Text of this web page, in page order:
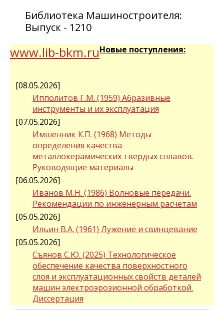
Библиотека Машиностроителя:
Выпуск - 1210
www.lib-bkm.ruНовые поступления:
[08.05.2026]
Ипполитов Г.М. (1959) Абразивные
инструменты и их эксплуатация
[07.05.2026]
Имшенник К.П. (1968) Методы
определения качества
металлокерамических твердых сплавов.
Руководящие материалы
[06.05.2026]
Иванов М.Н. (1986) Волновые передачи.
Рекомендации по инженерным расчетам
[05.05.2026]
Ильин В.А. (1961) Лужение и свинцевание
[05.05.2026]
Съянов С.Ю. (2025) Технологическое
обеспечение качества поверхностного
слоя и эксплуатационных свойств деталей
машин электроэрозионной обработкой.
Диссертация